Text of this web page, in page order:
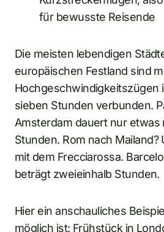
für bewusste Reisende
Die meisten lebendigen
europäischen Festland sind
Hochgeschwindigkeitszügen
sieben Stunden verbunden.
Amsterdam dauert nur etwas
Stunden. Rom nach
mit dem Frecciarossa.
beträgt zweieinhalb Stunden.
Hier ein anschauliches
möglich ist: Frühstück in